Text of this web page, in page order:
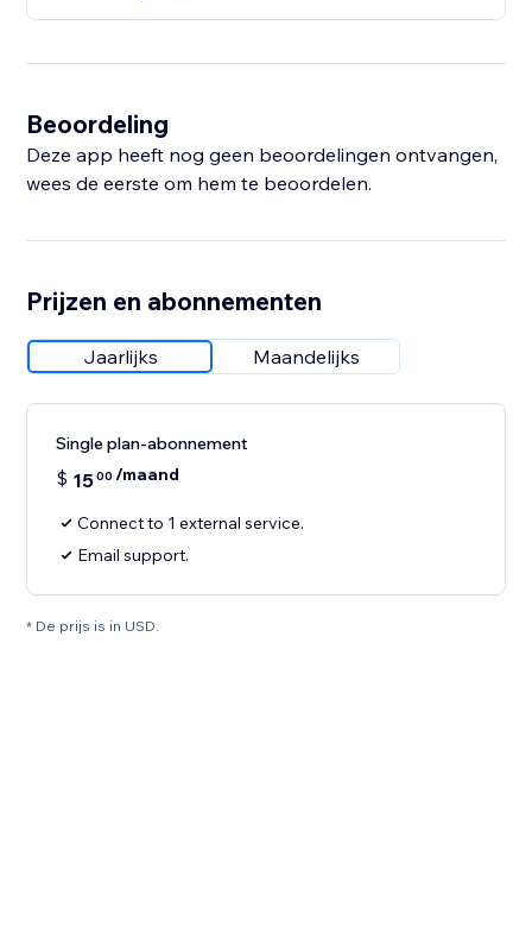
Beoordeling
Deze app heeft nog geen beoordelingen ontvangen,
wees de eerste om hem te beoordelen.
Prijzen en abonnementen
Jaarlijks Maandelijks
Single plan-abonnement
$ 1500 /maand
Connect to 1 external service.
Email support.
* De prijs is in USD.